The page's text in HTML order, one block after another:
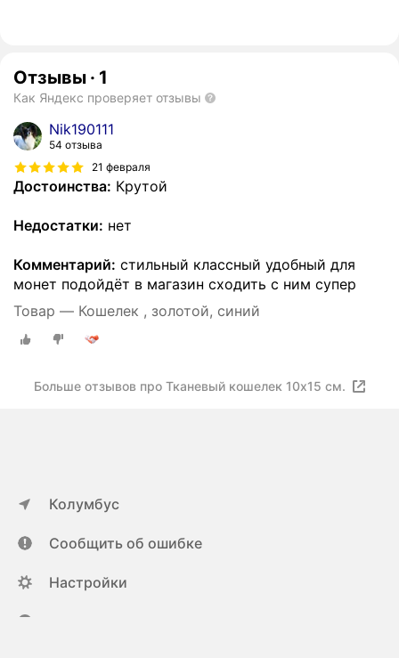
Отзывы · 1
Как Яндекс проверяет отзывы
Nik190111
54 отзыва
21 февраля
Достоинства: Крутой
Недостатки: нет
Комментарий: стильный классный удобный для
монет подойдёт в магазин сходить с ним супер
Товар — Кошелек , золотой, синий
Больше отзывов про Тканевый кошелек 10х15 см.
Колумбус
Сообщить об ошибке
Настройки